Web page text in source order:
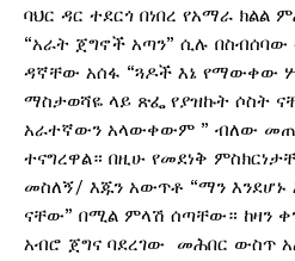
ባህር ዳር ተደርጎ በነበረ የአማራ ክልል
“አራት ጀግኖች አጣን” ሲሉ በስብሰባው
ዳኛቸው አሰፋ “ጓዶች እኔ የማውቀው
ማስታወሻዬ ላይ ጽፌ የያዝኩት ሶስት
አራተኛውን አላውቀውም ” ብለው
ተናግረዋል። በዚሁ የመደነቅ
መስለኝ/ እጁን አውጥቶ “ማን እንደሆኑ
ናቸው” በሚል ምላሽ ሰጣቸው። ከዛን
አብሮ ጀግና ባደረገው መሕበር ውስጥ